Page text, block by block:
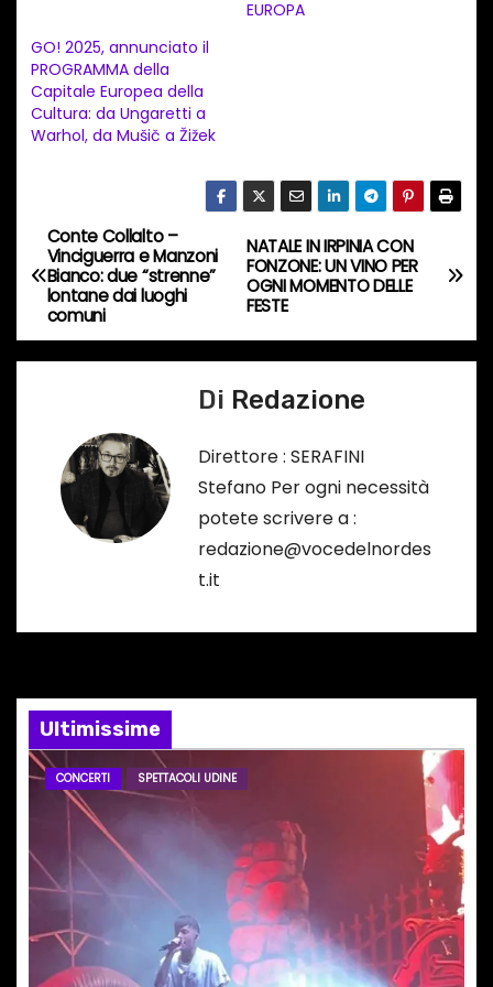
o
i
n
c
s
o
…
EUROPA
GO! 2025, annunciato il
PROGRAMMA della
Capitale Europea della
Cultura: da Ungaretti a
Warhol, da Mušič a Žižek
N
a
v
e
a
t
i
c
NATALE IN IRPINIA CON
FONZONE: UN VINO PER
OGNI MOMENTO DELLE
FESTE
Conte Collalto –
Vinciguerra e Manzoni
Bianco: due “strenne”
lontane dai luoghi
comuni
Di Redazione
Direttore : SERAFINI
Stefano Per ogni necessità
potete scrivere a :
redazione@vocedelnordes
t.it
Ultimissime
CONCERTI SPETTACOLI UDINE